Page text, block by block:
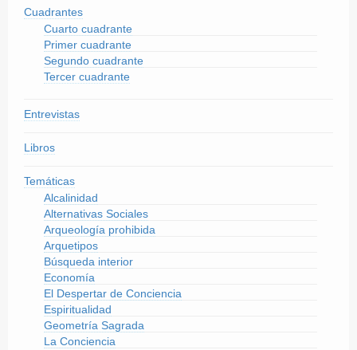
Cuadrantes
Cuarto cuadrante
Primer cuadrante
Segundo cuadrante
Tercer cuadrante
Entrevistas
Libros
Temáticas
Alcalinidad
Alternativas Sociales
Arqueología prohibida
Arquetipos
Búsqueda interior
Economía
El Despertar de Conciencia
Espiritualidad
Geometría Sagrada
La Conciencia